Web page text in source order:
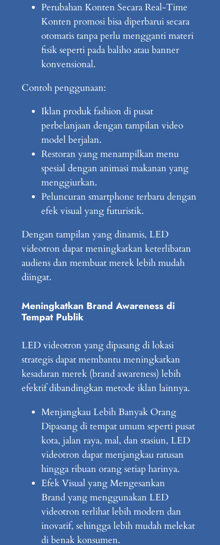
Perubahan Konten Secara Real-Time
Konten promosi bisa diperbarui secara
otomatis tanpa perlu mengganti materi
fisik seperti pada baliho atau banner
konvensional.
Contoh penggunaan:
Iklan produk fashion di pusat
perbelanjaan dengan tampilan video
model berjalan.
Restoran yang menampilkan menu
spesial dengan animasi makanan yang
menggiurkan.
Peluncuran smartphone terbaru dengan
efek visual yang futuristik.
Dengan tampilan yang dinamis, LED
videotron dapat meningkatkan keterlibatan
audiens dan membuat merek lebih mudah
diingat.
Meningkatkan Brand Awareness di
Tempat Publik
LED videotron yang dipasang di lokasi
strategis dapat membantu meningkatkan
kesadaran merek (brand awareness) lebih
efektif dibandingkan metode iklan lainnya.
Menjangkau Lebih Banyak Orang
Dipasang di tempat umum seperti pusat
kota, jalan raya, mal, dan stasiun, LED
videotron dapat menjangkau ratusan
hingga ribuan orang setiap harinya.
Efek Visual yang Mengesankan
Brand yang menggunakan LED
videotron terlihat lebih modern dan
inovatif, sehingga lebih mudah melekat
di benak konsumen.